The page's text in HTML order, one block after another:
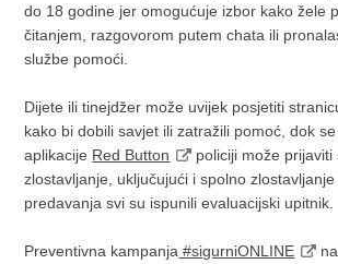
do 18 godine jer omogućuje izbor kako žele
čitanjem, razgovorom putem chata ili
službe pomoći.
Dijete ili tinejdžer može uvijek posjetiti
kako bi dobili savjet ili zatražili pomoć, dok
aplikacije Red Button
policiji može prijaviti
zlostavljanje, uključujući i spolno
predavanja svi su ispunili evaluacijski upitnik.
Preventivna kampanja #sigurniONLINE